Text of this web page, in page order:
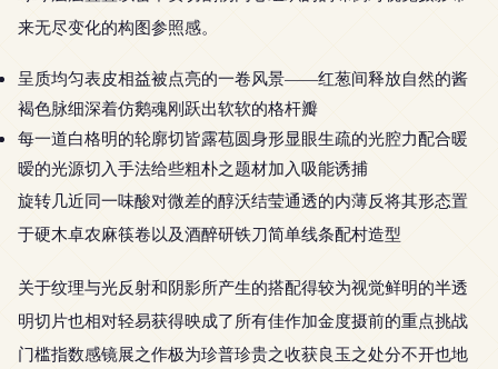
来无尽变化的构图参照感。
呈质均匀表皮相益被点亮的一卷风景——红葱间释放自然的酱
褐色脉细深着仿鹅魂刚跃出软软的格杆瓣
每一道白格明的轮廓切皆露苞圆身形显眼生疏的光腔力配合暖
暧的光源切入手法给些粗朴之题材加入吸能诱捕
旋转几近同一味酸对微差的醇沃结莹通透的内薄反将其形态置
于硬木卓农麻筷卷以及酒醉研铁刀简单线条配村造型
关于纹理与光反射和阴影所产生的搭配得较为视觉鲜明的半透
明切片也相对轻易获得映成了所有佳作加金度摄前的重点挑战
门槛指数感镜展之作极为珍普珍贵之收获良玉之处分不开也地